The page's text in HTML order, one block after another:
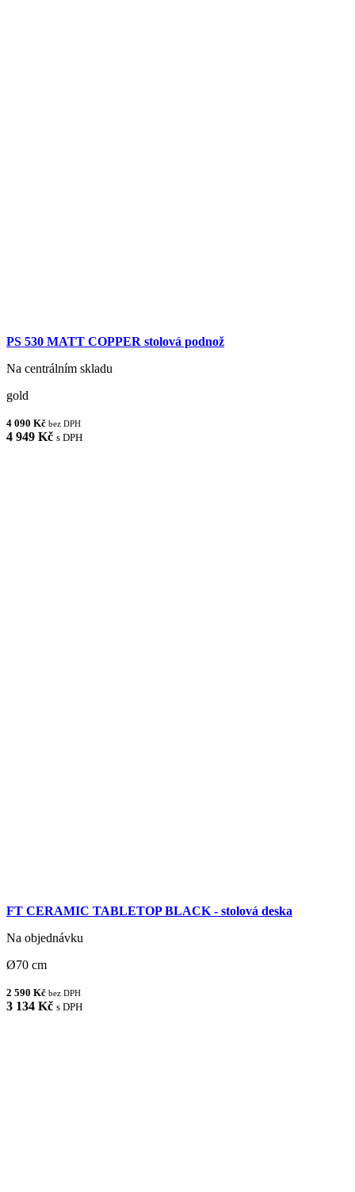
PS 530 MATT COPPER stolová podnož
Na centrálním skladu
gold
4 090 Kč bez DPH
4 949 Kč s DPH
FT CERAMIC TABLETOP BLACK - stolová deska
Na objednávku
Ø70 cm
2 590 Kč bez DPH
3 134 Kč s DPH